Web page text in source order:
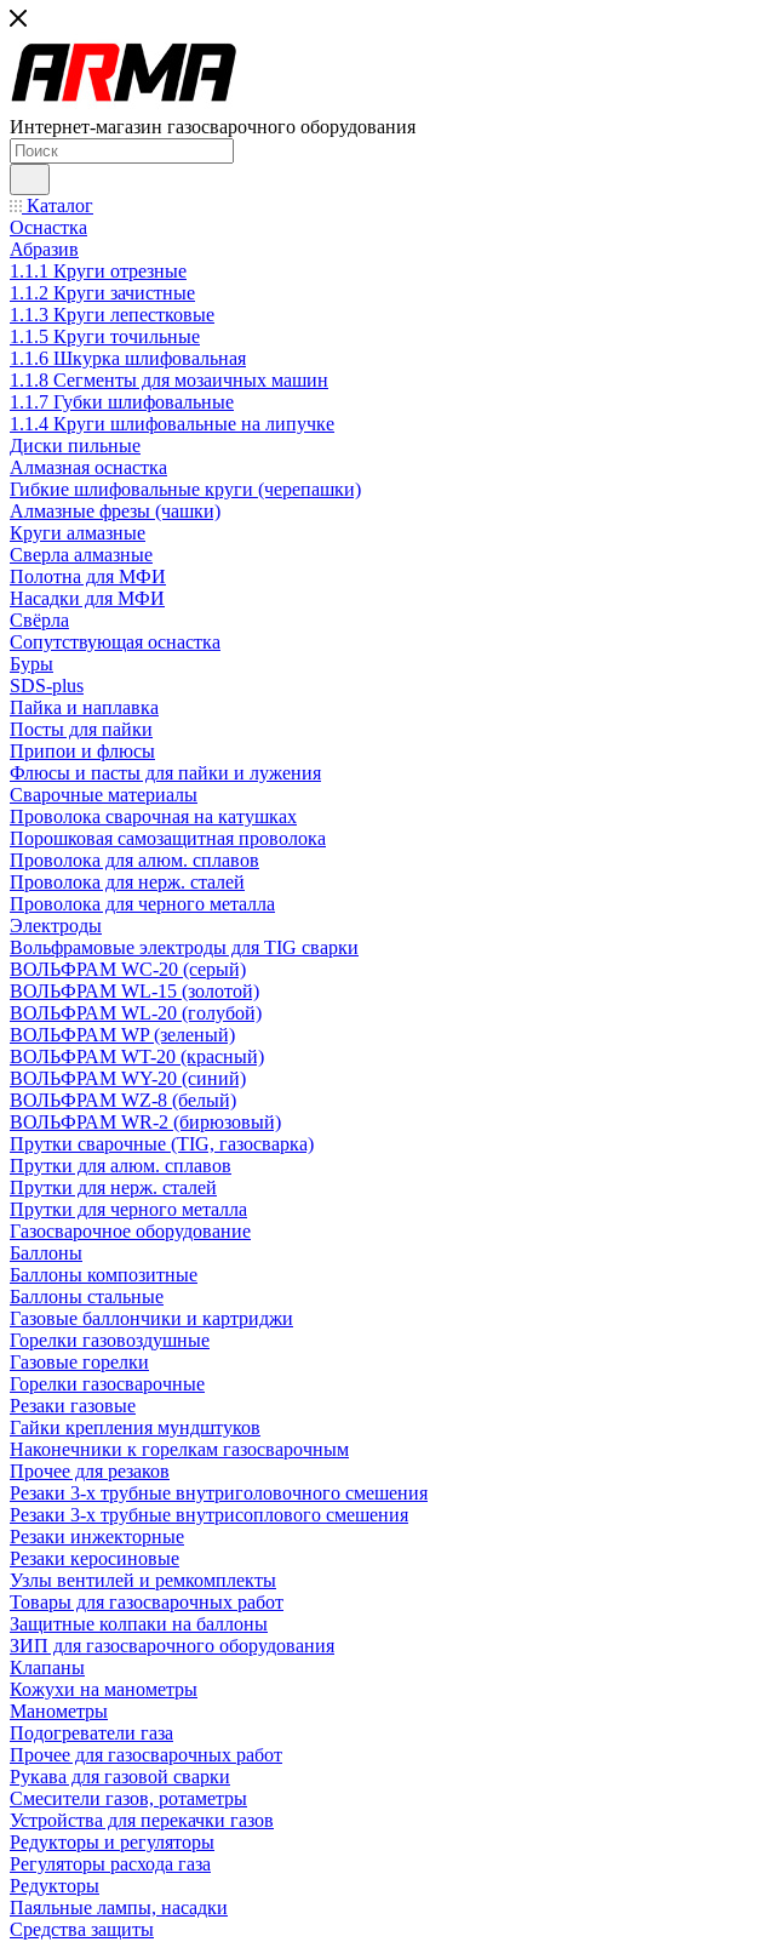
Интернет-магазин газосварочного оборудования
Каталог
Оснастка
Абразив
1.1.1 Круги отрезные
1.1.2 Круги зачистные
1.1.3 Круги лепестковые
1.1.5 Круги точильные
1.1.6 Шкурка шлифовальная
1.1.8 Сегменты для мозаичных машин
1.1.7 Губки шлифовальные
1.1.4 Круги шлифовальные на липучке
Диски пильные
Алмазная оснастка
Гибкие шлифовальные круги (черепашки)
Алмазные фрезы (чашки)
Круги алмазные
Сверла алмазные
Полотна для МФИ
Насадки для МФИ
Свёрла
Сопутствующая оснастка
Буры
SDS-plus
Пайка и наплавка
Посты для пайки
Припои и флюсы
Флюсы и пасты для пайки и лужения
Сварочные материалы
Проволока сварочная на катушках
Порошковая самозащитная проволока
Проволока для алюм. сплавов
Проволока для нерж. сталей
Проволока для черного металла
Электроды
Вольфрамовые электроды для TIG сварки
ВОЛЬФРАМ WC-20 (серый)
ВОЛЬФРАМ WL-15 (золотой)
ВОЛЬФРАМ WL-20 (голубой)
ВОЛЬФРАМ WP (зеленый)
ВОЛЬФРАМ WT-20 (красный)
ВОЛЬФРАМ WY-20 (синий)
ВОЛЬФРАМ WZ-8 (белый)
ВОЛЬФРАМ WR-2 (бирюзовый)
Прутки сварочные (TIG, газосварка)
Прутки для алюм. сплавов
Прутки для нерж. сталей
Прутки для черного металла
Газосварочное оборудование
Баллоны
Баллоны композитные
Баллоны стальные
Газовые баллончики и картриджи
Горелки газовоздушные
Газовые горелки
Горелки газосварочные
Резаки газовые
Гайки крепления мундштуков
Наконечники к горелкам газосварочным
Прочее для резаков
Резаки 3-х трубные внутриголовочного смешения
Резаки 3-х трубные внутрисоплового смешения
Резаки инжекторные
Резаки керосиновые
Узлы вентилей и ремкомплекты
Товары для газосварочных работ
Защитные колпаки на баллоны
ЗИП для газосварочного оборудования
Клапаны
Кожухи на манометры
Манометры
Подогреватели газа
Прочее для газосварочных работ
Рукава для газовой сварки
Смесители газов, ротаметры
Устройства для перекачки газов
Редукторы и регуляторы
Регуляторы расхода газа
Редукторы
Паяльные лампы, насадки
Средства защиты